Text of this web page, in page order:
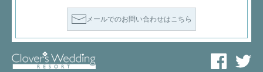
メールでのお問い合わせはこちら